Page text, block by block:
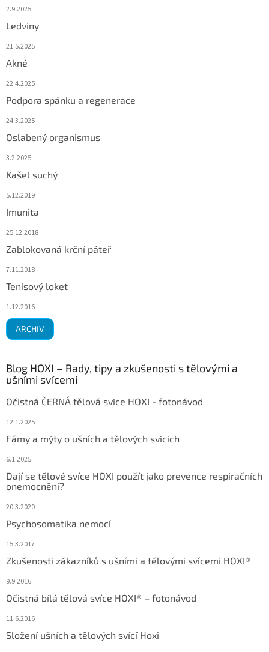
2.9.2025
Ledviny
21.5.2025
Akné
22.4.2025
Podpora spánku a regenerace
24.3.2025
Oslabený organismus
3.2.2025
Kašel suchý
5.12.2019
Imunita
25.12.2018
Zablokovaná krční páteř
7.11.2018
Tenisový loket
1.12.2016
ARCHIV
Blog HOXI – Rady, tipy a zkušenosti s tělovými a
ušními svícemi
Očistná ČERNÁ tělová svíce HOXI - fotonávod
12.1.2025
Fámy a mýty o ušních a tělových svících
6.1.2025
Dají se tělové svíce HOXI použít jako prevence respiračních
onemocnění?
20.3.2020
Psychosomatika nemocí
15.3.2017
Zkušenosti zákazníků s ušními a tělovými svícemi HOXI®
9.9.2016
Očistná bílá tělová svíce HOXI® – fotonávod
11.6.2016
Složení ušních a tělových svící Hoxi